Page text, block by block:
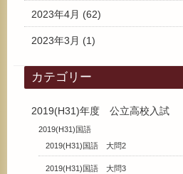
2023年4月 (62)
2023年3月 (1)
カテゴリー
2019(H31)年度 公立高校入試
2019(H31)国語
2019(H31)国語 大問2
2019(H31)国語 大問3